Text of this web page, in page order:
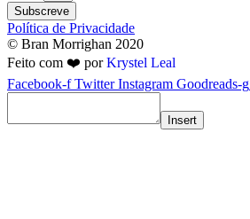
Subscreve
Política de Privacidade
© Bran Morrighan 2020
Feito com ❤️ porKrystel Leal
Facebook-f Twitter Instagram Goodreads-g
Insert